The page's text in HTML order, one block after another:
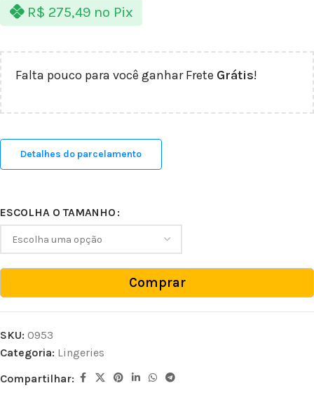
R$ 275,49 no Pix
Falta pouco para você ganhar Frete Grátis!
Detalhes do parcelamento
ESCOLHA O TAMANHO
Comprar
SKU: 0953
Categoria: Lingeries
Compartilhar: